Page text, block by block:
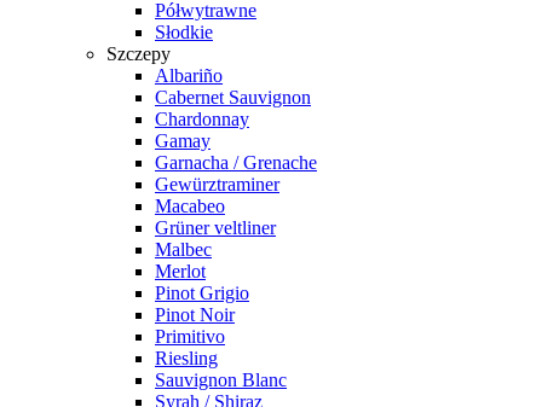
Półwytrawne
Słodkie
Szczepy
Albariño
Cabernet Sauvignon
Chardonnay
Gamay
Garnacha / Grenache
Gewürztraminer
Macabeo
Grüner veltliner
Malbec
Merlot
Pinot Grigio
Pinot Noir
Primitivo
Riesling
Sauvignon Blanc
Syrah / Shiraz